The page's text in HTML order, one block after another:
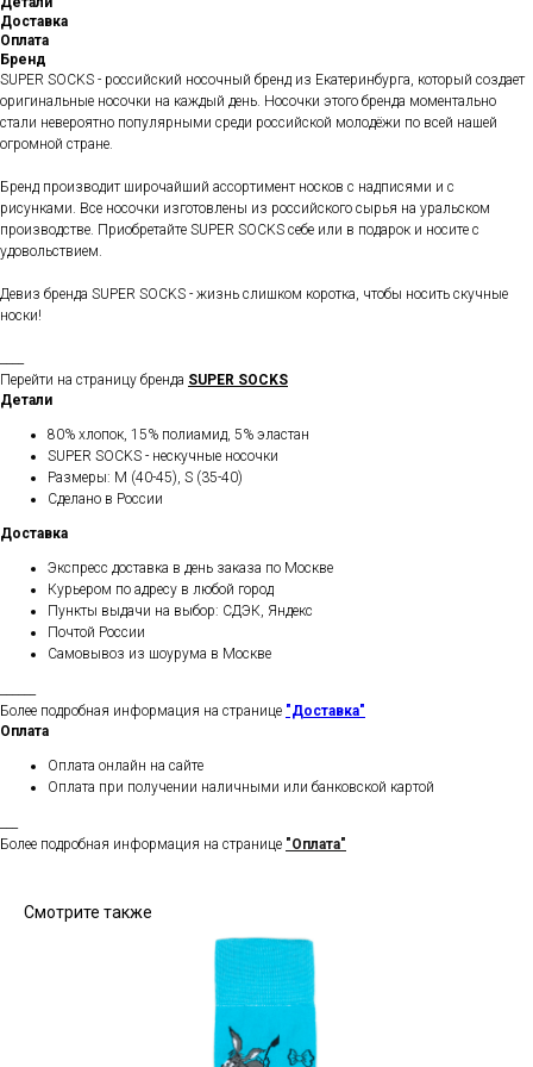
Доставка
Оплата
Бренд
SUPER SOCKS - российский носочный бренд из Екатеринбурга, который создает
оригинальные носочки на каждый день. Носочки этого бренда моментально
стали невероятно популярными среди российской молодёжи по всей нашей
огромной стране.
Бренд производит широчайший ассортимент носков с надписями и с
рисунками. Все носочки изготовлены из российского сырья на уральском
производстве. Приобретайте SUPER SOCKS себе или в подарок и носите с
удовольствием.
Девиз бренда SUPER SOCKS - жизнь слишком коротка, чтобы носить скучные
носки!
Перейти на страницу бренда SUPER SOCKS
Детали
80% хлопок, 15% полиамид, 5% эластан
SUPER SOCKS - нескучные носочки
Размеры: M (40-45), S (35-40)
Сделано в России
Доставка
Экспресс доставка в день заказа по Москве
Курьером по адресу в любой город
Пункты выдачи на выбор: СДЭК, Яндекс
Почтой России
Самовывоз из шоурума в Москве
Более подробная информация на странице "Доставка"
Оплата
Оплата онлайн на сайте
Оплата при получении наличными или банковской картой
Более подробная информация на странице "Оплата"
Смотрите также